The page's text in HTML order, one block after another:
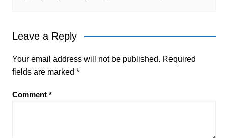
Leave a Reply
Your email address will not be published. Required
fields are marked *
Comment *